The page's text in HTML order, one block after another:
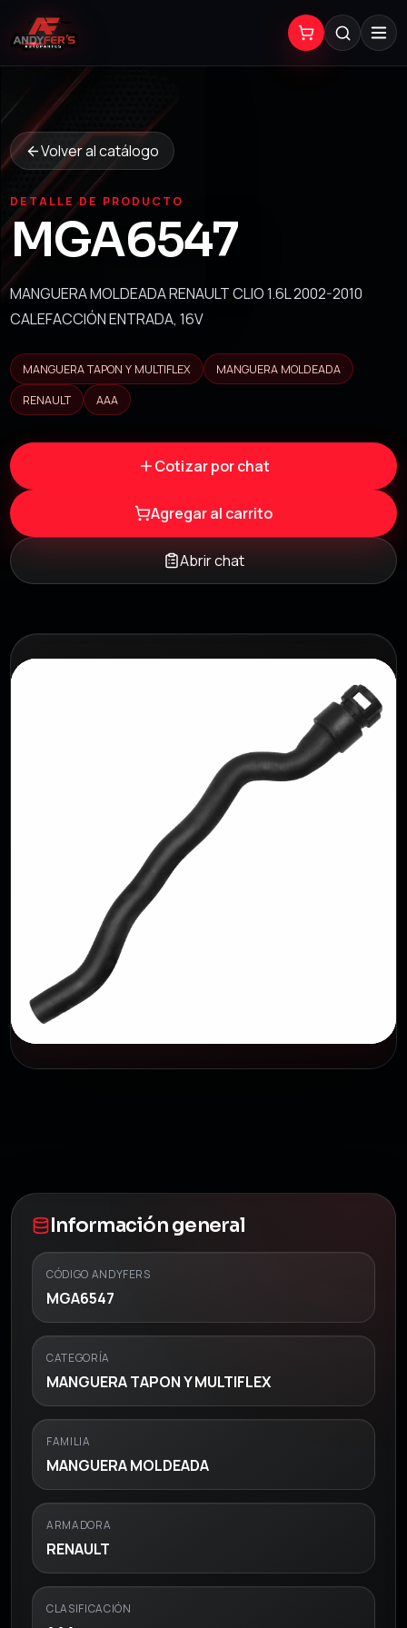
Volver al catálogo
DETALLE DE PRODUCTO
MGA6547
MANGUERA MOLDEADA RENAULT CLIO 1.6L 2002-2010
CALEFACCIÓN ENTRADA, 16V
MANGUERA TAPON Y MULTIFLEX
MANGUERA MOLDEADA
RENAULT
AAA
Cotizar por chat
Agregar al carrito
Abrir chat
Información general
CÓDIGO ANDYFERS
MGA6547
CATEGORÍA
MANGUERA TAPON Y MULTIFLEX
FAMILIA
MANGUERA MOLDEADA
ARMADORA
RENAULT
CLASIFICACIÓN